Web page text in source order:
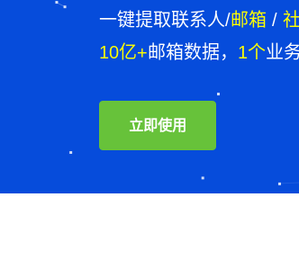
一键提取联系人/邮箱 /
10亿+邮箱数据， 1个业
立即使用